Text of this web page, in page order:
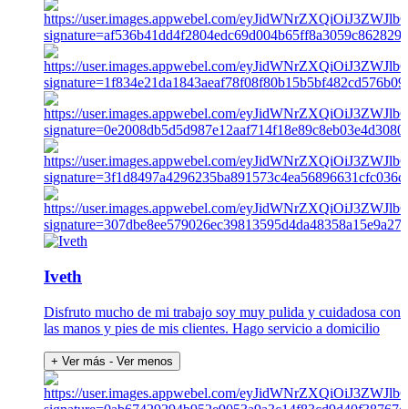
Iveth
Disfruto mucho de mi trabajo soy muy pulida y cuidadosa con
las manos y pies de mis clientes. Hago servicio a domicilio
+ Ver más - Ver menos